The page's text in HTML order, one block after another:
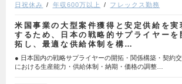
日祝休み
年収600万以上 フレックス勤務
米国事業の大型案件獲得と安定供給を実
するため、日本の戦略的サプライヤーを
拓し、最適な供給体制を構…
● 日本国内の戦略サプライヤーの開拓・関係構築・契約
における生産能力・供給体制・納期・価格の調整…